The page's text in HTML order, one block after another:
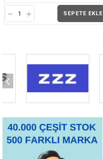
SEPETE EKLE